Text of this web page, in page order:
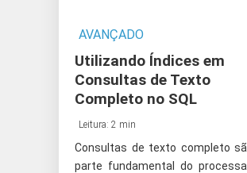
AVANÇADO
Utilizando Índices em
Consultas de Texto
Completo no SQL
Leitura: 2 min
Consultas de texto completo
parte fundamental do